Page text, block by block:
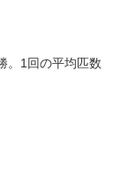
。1回の平均匹数